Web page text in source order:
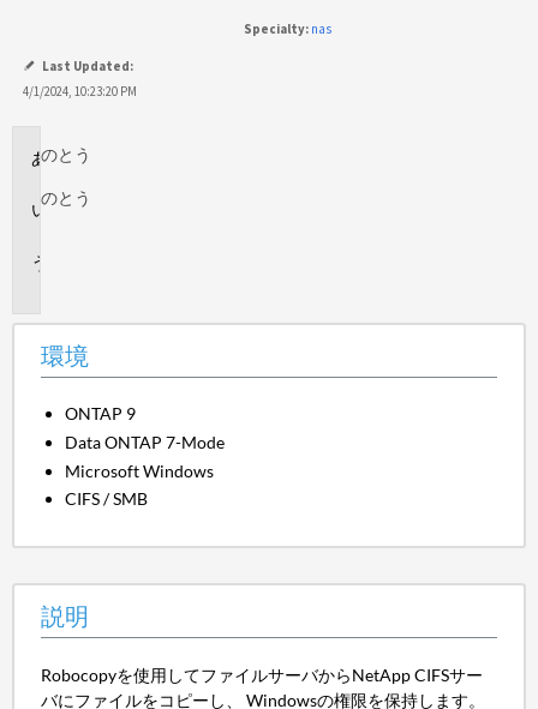
Specialty: nas
Last Updated:
4/1/2024, 10:23:20 PM
環
説
のとう
のとう
環境
ONTAP 9
Data ONTAP 7-Mode
Microsoft Windows
CIFS / SMB
説明
Robocopyを使用してファイルサーバからNetApp CIFSサー
バにファイルをコピーし、 Windowsの権限を保持します。